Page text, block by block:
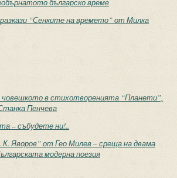
българско време
“Сенките на времето” от Милка
в стихотворенията “Планети”,
Пенчева
– събудете ни!..
К. Яворов” от Гео Милев – среща на двама
модерна поезия